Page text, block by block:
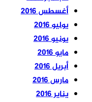
أغسطس 2016
يوليو 2016
يونيو 2016
مايو 2016
أبريل 2016
مارس 2016
يناير 2016